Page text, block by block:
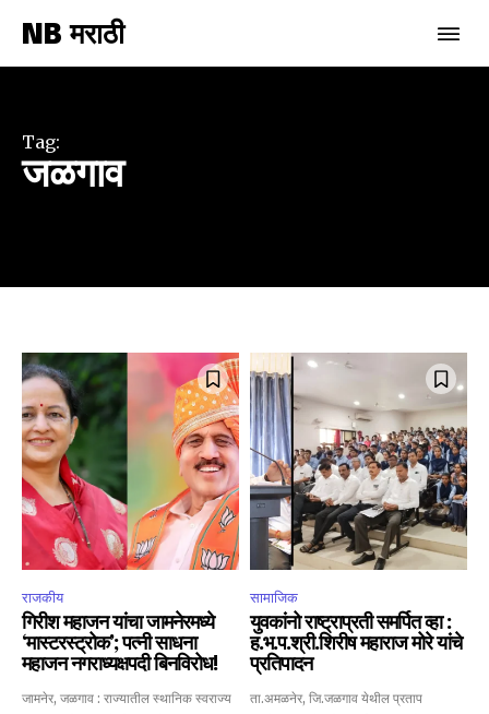
SUBSCRIBERS and be part of the
To subscribe, simply enter your email address on our website
or click the subscribe button below. Don't worry, we respect
your privacy and won't spam your inbox. Your information is
safe with us.
SUBSCRIBE
I've read and accept thePrivacy Policy.
NB मराठी
Tag:
जळगाव
राजकीय
गिरीश महाजन यांचा जामनेरमध्ये
‘मास्टरस्ट्रोक’; पत्नी साधना
महाजन नगराध्यक्षपदी बिनविरोध!
जामनेर, जळगाव : राज्यातील स्थानिक स्वराज्य
सामाजिक
युवकांनो राष्ट्राप्रती समर्पित व्हा :
ह.भ.प.श्री.शिरीष महाराज मोरे यांचे
प्रतिपादन
ता.अमळनेर, जि.जळगाव येथील प्रताप